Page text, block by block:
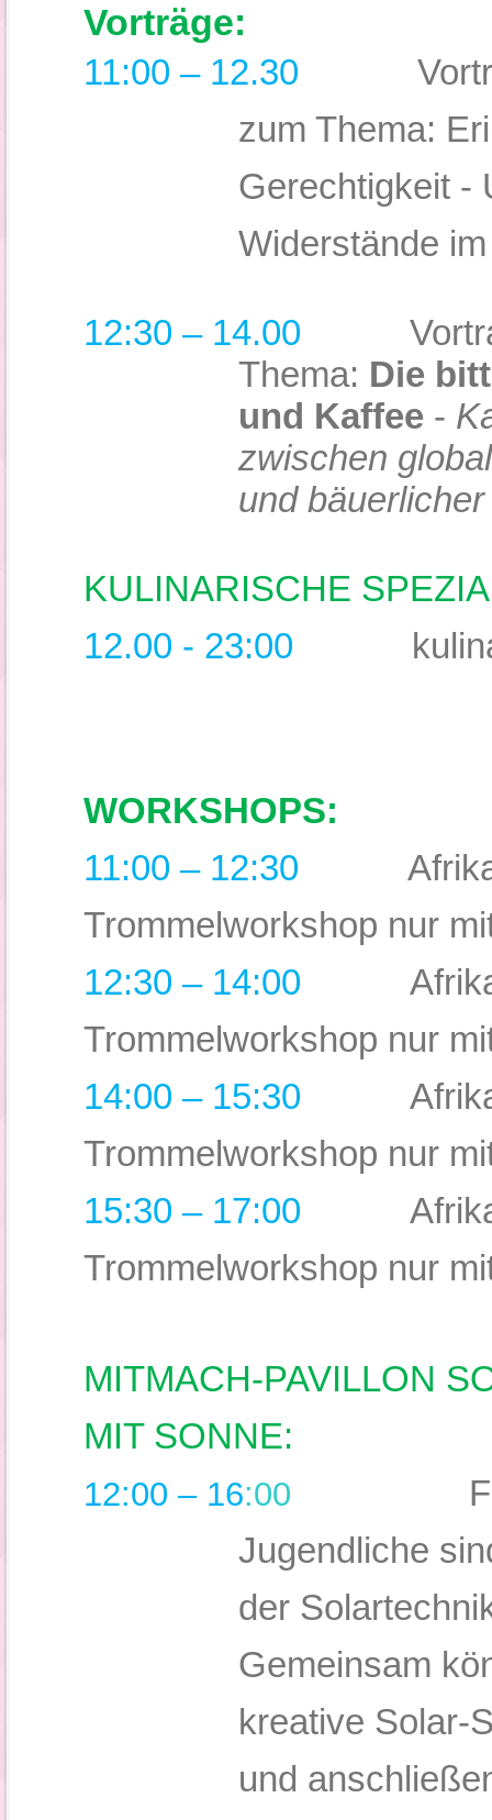
Vorträge:
11:00 – 12.30
zum Thema:
Gerechtigkeit -
Widerstände
12:30 – 14.00
Vortrag
Thema: Die
und Kaffee -
zwischen
und
KULINARISCHE
12.00 - 23:00
WORKSHOPS:
11:00 – 12:30
Trommelworkshop nur
12:30 – 14:00
Trommelworkshop nur
14:00 – 15:30
Trommelworkshop nur
15:30 – 17:00
Trommelworkshop nur
MITMACH-PAVILLON
MIT SONNE:
12:00 – 16:00
Jugendliche
der
Gemeinsam
kreative Solar-
und